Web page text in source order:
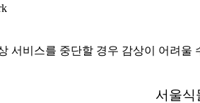
서비스를 중단할 경우 감상이 어려울
서울식